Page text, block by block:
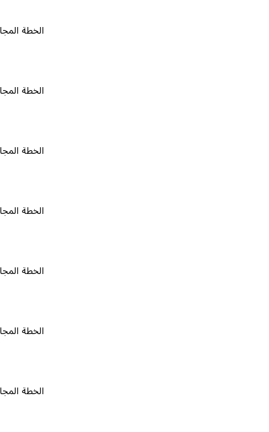
الخطة المجانية ٠
الخطة المجانية ٠
الخطة المجانية ٠
الخطة المجانية ٠
الخطة المجانية ٠
الخطة المجانية ٠
الخطة المجانية ٠